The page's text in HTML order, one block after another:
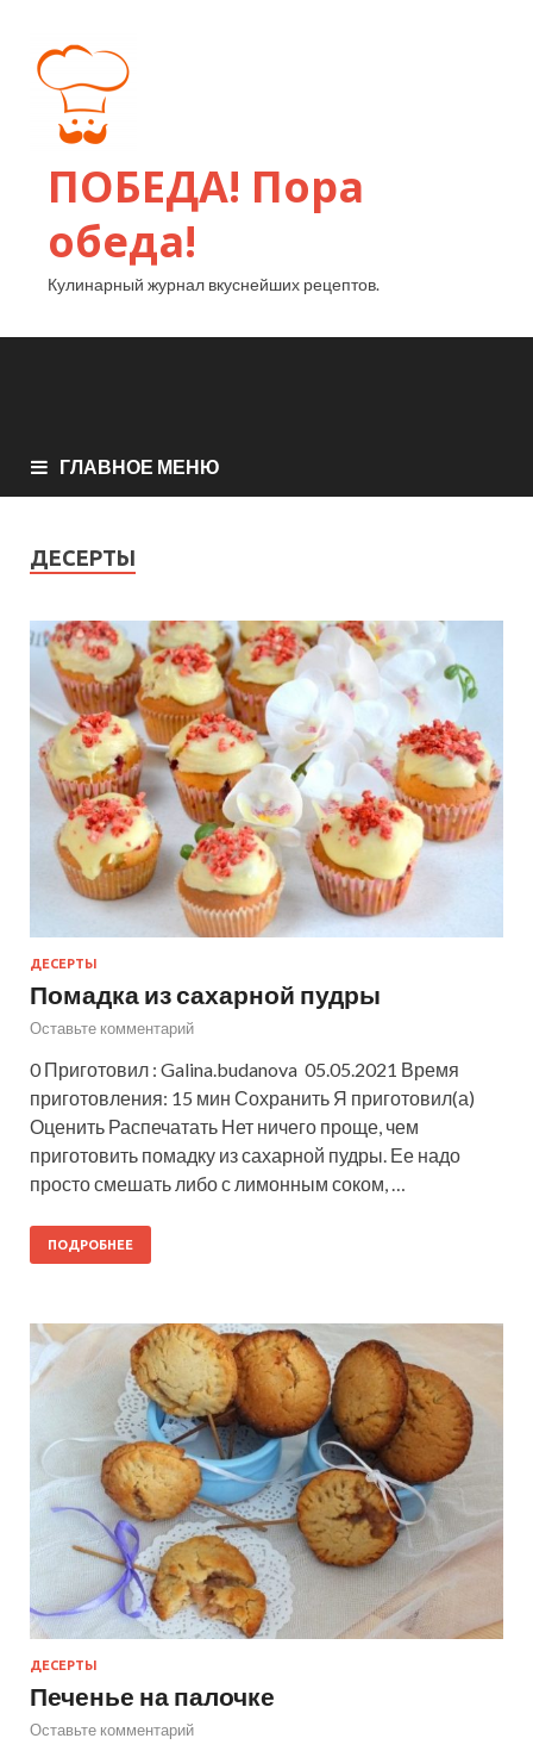
ПОБЕДА! Пора
обеда!
Кулинарный журнал вкуснейших рецептов.
ГЛАВНОЕ МЕНЮ
ДЕСЕРТЫ
ДЕСЕРТЫ
Помадка из сахарной пудры
Оставьте комментарий
0 Приготовил : Galina.budanova 05.05.2021 Время
приготовления: 15 мин Сохранить Я приготовил(а)
Оценить Распечатать Нет ничего проще, чем
приготовить помадку из сахарной пудры. Ее надо
просто смешать либо с лимонным соком, …
ПОДРОБНЕЕ
ДЕСЕРТЫ
Печенье на палочке
Оставьте комментарий